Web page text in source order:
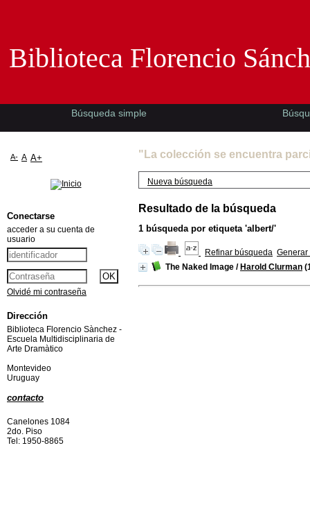
"La colección se encuentra
Nueva búsqueda
Resultado de la búsqueda
1 búsqueda por etiqueta 'albert/'
Refinar búsqueda Generar
The Naked Image / Harold Clurman
Biblioteca Florencio
Búsqueda simple
A- A A+
Conectarse
acceder a su cuenta de
usuario
Olvidé mi contraseña
Dirección
Biblioteca Florencio Sànchez -
Escuela Multidisciplinaria de
Arte Dramàtico
Montevideo
Uruguay
contacto
Canelones 1084
2do. Piso
Tel: 1950-8865